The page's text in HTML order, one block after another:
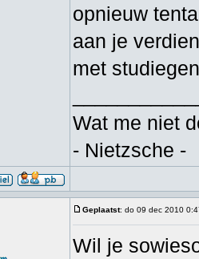
opnieuw
aan je
met
Wat me niet
- Nietzsche -
Geplaatst: do 09 dec 2010
Wil je